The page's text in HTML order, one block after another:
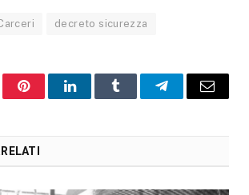
decreto sicurezza
PinterestLinkedInTumblr TelegramEmail